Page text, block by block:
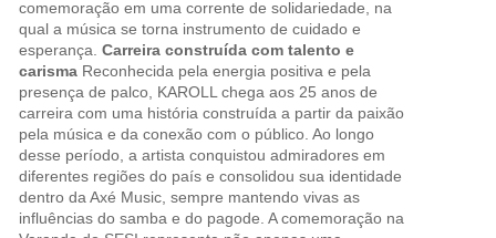
comemoração em uma corrente de solidariedade, na
qual a música se torna instrumento de cuidado e
esperança. Carreira construída com talento e
carisma Reconhecida pela energia positiva e pela
presença de palco, KAROLL chega aos 25 anos de
carreira com uma história construída a partir da paixão
pela música e da conexão com o público. Ao longo
desse período, a artista conquistou admiradores em
diferentes regiões do país e consolidou sua identidade
dentro da Axé Music, sempre mantendo vivas as
influências do samba e do pagode. A comemoração na